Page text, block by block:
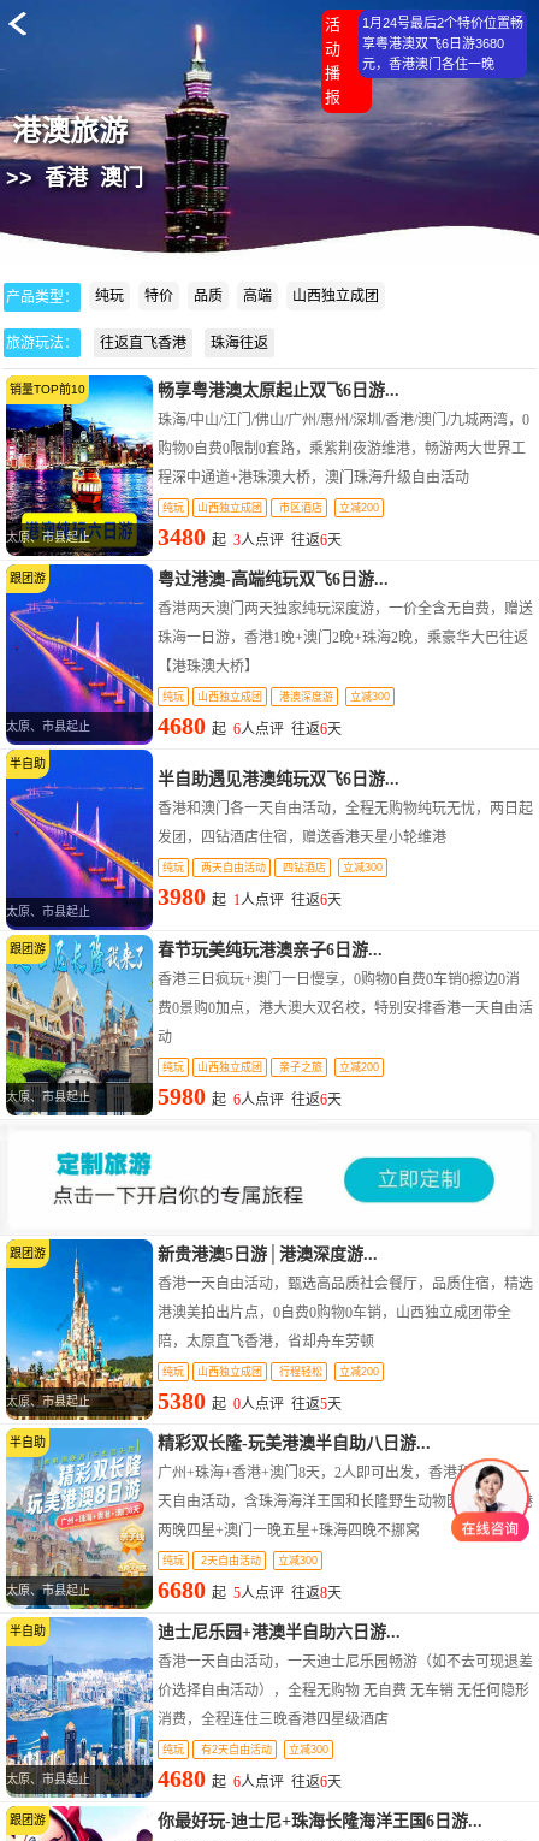
港澳旅游
活
动
播
报
1月24号最后2个特价位置畅
享粤港澳双飞6日游3680
元，香港澳门各住一晚
>> 香港 澳门
产品类型： 纯玩 特价 品质 高端 山西独立成团
旅游玩法： 往返直飞香港 珠海往返
跟团游
销量TOP前10
太原、市县起止
畅享粤港澳太原起止双飞6日游...
珠海/中山/江门/佛山/广州/惠州/深圳/香港/澳门/九城两湾，0
购物0自费0限制0套路，乘紫荆夜游维港，畅游两大世界工
程深中通道+港珠澳大桥，澳门珠海升级自由活动
纯玩 山西独立成团 市区酒店 立减200
3480起3人点评 往返6天
跟团游
太原、市县起止
粤过港澳-高端纯玩双飞6日游...
香港两天澳门两天独家纯玩深度游，一价全含无自费，赠送
珠海一日游，香港1晚+澳门2晚+珠海2晚，乘豪华大巴往返
【港珠澳大桥】
纯玩 山西独立成团 港澳深度游 立减300
4680起6人点评 往返6天
半自助
太原、市县起止
半自助遇见港澳纯玩双飞6日游...
香港和澳门各一天自由活动，全程无购物纯玩无忧，两日起
发团，四钻酒店住宿，赠送香港天星小轮维港
纯玩 两天自由活动 四钻酒店 立减300
3980起 1人点评 往返6天
跟团游
太原、市县起止
春节玩美纯玩港澳亲子6日游...
香港三日疯玩+澳门一日慢享，0购物0自费0车销0擦边0消
费0景购0加点，港大澳大双名校，特别安排香港一天自由活
动
纯玩 山西独立成团 亲子之旅 立减200
5980起6人点评 往返6天
跟团游
太原、市县起止
新贵港澳5日游│港澳深度游...
香港一天自由活动，甄选高品质社会餐厅，品质住宿，精选
港澳美拍出片点，0自费0购物0车销，山西独立成团带全
陪，太原直飞香港，省却舟车劳顿
纯玩 山西独立成团 行程轻松 立减200
5380起0人点评 往返5天
半自助
太原、市县起止
精彩双长隆-玩美港澳半自助八日游...
广州+珠海+香港+澳门8天，2人即可出发，香港和澳门各一
天自由活动，含珠海海洋王国和长隆野生动物园门票，香港
两晚四星+澳门一晚五星+珠海四晚不挪窝
纯玩 2天自由活动 立减300
6680起5人点评 往返8天
半自助
太原、市县起止
迪士尼乐园+港澳半自助六日游...
香港一天自由活动，一天迪士尼乐园畅游（如不去可现退差
价选择自由活动），全程无购物 无自费 无车销 无任何隐形
消费，全程连住三晚香港四星级酒店
纯玩 有2天自由活动 立减300
4680起6人点评 往返6天
跟团游 你最好玩-迪士尼+珠海长隆海洋王国6日游...